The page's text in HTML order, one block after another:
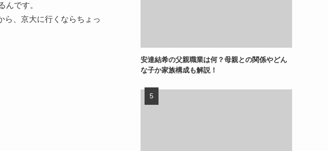
んです。
ら、京大に行くならちょっ
安達結希の父親職業は何？母親との関係やどん
な子か家族構成も解説！